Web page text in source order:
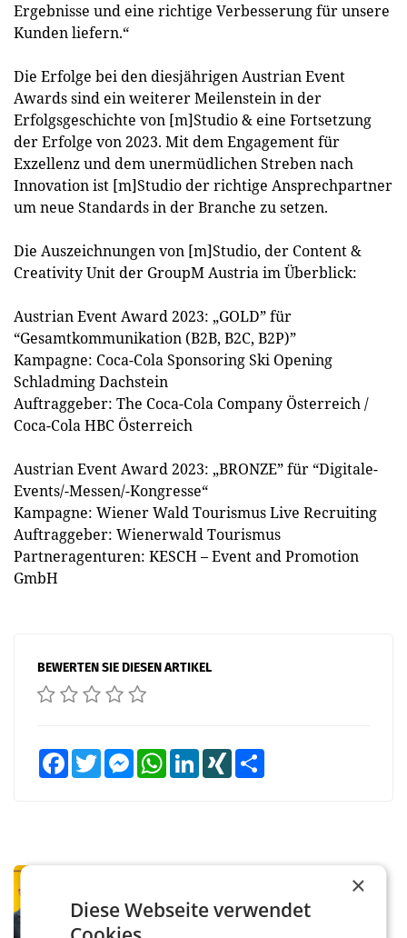
Ergebnisse und eine richtige Verbesserung für unsere
Kunden liefern.“
Die Erfolge bei den diesjährigen Austrian Event
Awards sind ein weiterer Meilenstein in der
Erfolgsgeschichte von [m]Studio & eine Fortsetzung
der Erfolge von 2023. Mit dem Engagement für
Exzellenz und dem unermüdlichen Streben nach
Innovation ist [m]Studio der richtige Ansprechpartner
um neue Standards in der Branche zu setzen.
Die Auszeichnungen von [m]Studio, der Content &
Creativity Unit der GroupM Austria im Überblick:
Austrian Event Award 2023: „GOLD” für
“Gesamtkommunikation (B2B, B2C, B2P)”
Kampagne: Coca-Cola Sponsoring Ski Opening
Schladming Dachstein
Auftraggeber: The Coca-Cola Company Österreich /
Coca-Cola HBC Österreich
Austrian Event Award 2023: „BRONZE” für “Digitale-
Events/-Messen/-Kongresse“
Kampagne: Wiener Wald Tourismus Live Recruiting
Auftraggeber: Wienerwald Tourismus
Partneragenturen: KESCH – Event and Promotion
GmbH
BEWERTEN SIE DIESEN ARTIKEL
FacebookTwitter MessengerWhatsAppLinkedInXING
Österreichische Post: Umsatzplus im
ersten Halbjahr trotz schwachem
×
Diese Webseite verwendet